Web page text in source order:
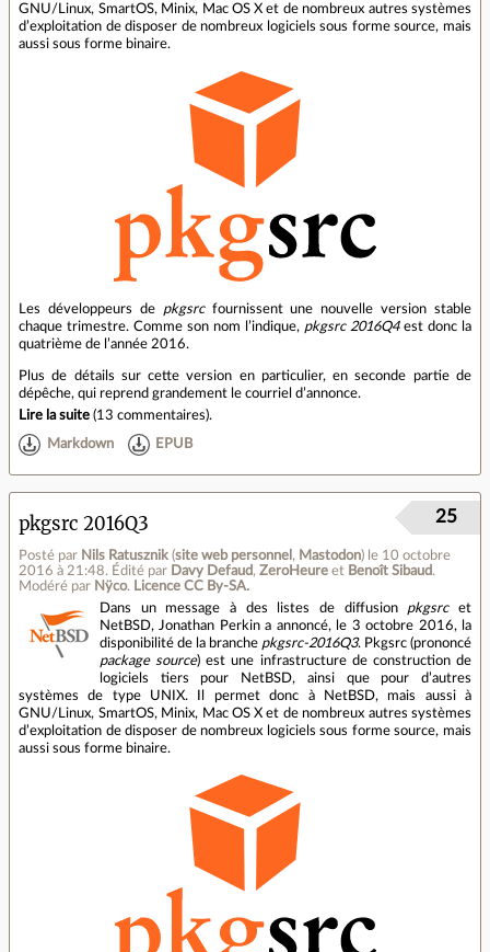
GNU/Linux, SmartOS, Minix, Mac OS X et de nombreux autres systèmes
d’exploitation de disposer de nombreux logiciels sous forme source, mais
aussi sous forme binaire.
Les développeurs de pkgsrcfournissent une nouvelle version stable
chaque trimestre. Comme son nom l’indique, pkgsrc 2016Q4est donc la
quatrième de l’année 2016.
Plus de détails sur cette version en particulier, en seconde partie de
dépêche, qui reprend grandement le courriel d’annonce.
Lire la suite (13 commentaires).
Markdown EPUB
pkgsrc 2016Q3
Posté par Nils Ratusznik (site web personnel , Mastodon) le 10 octobre
2016 à 21:48. Édité par Davy Defaud, ZeroHeure et Benoît Sibaud.
Modéré par Nÿco. Licence CC By‑SA.
25
Dans un message à des listes de diffusion pkgsrcet
NetBSD, Jonathan Perkin a annoncé, le 3 octobre 2016, la
disponibilité de la branche pkgsrc-2016Q3. Pkgsrc (prononcé
package source) est une infrastructure de construction de
logiciels tiers pour NetBSD, ainsi que pour d’autres
systèmes de type UNIX. Il permet donc à NetBSD, mais aussi à
GNU/Linux, SmartOS, Minix, Mac OS X et de nombreux autres systèmes
d’exploitation de disposer de nombreux logiciels sous forme source, mais
aussi sous forme binaire.